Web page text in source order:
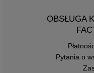
OBSŁUGA
Pytania o